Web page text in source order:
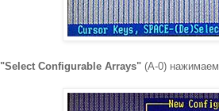
"Select Configurable Arrays" (A-0) нажимаем